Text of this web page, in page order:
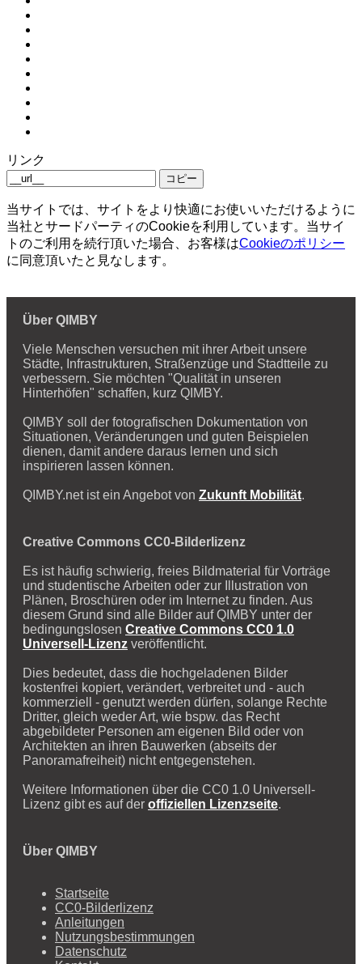
リンク
コピー
当サイトでは、サイトをより快適にお使いいただけるように
当社とサードパーティのCookieを利用しています。当サイ
トのご利用を続行頂いた場合、お客様はCookieのポリシー
に同意頂いたと見なします。
Über QIMBY
Viele Menschen versuchen mit ihrer Arbeit unsere
Städte, Infrastrukturen, Straßenzüge und Stadtteile zu
verbessern. Sie möchten "Qualität in unseren
Hinterhöfen" schaffen, kurz QIMBY.
QIMBY soll der fotografischen Dokumentation von
Situationen, Veränderungen und guten Beispielen
dienen, damit andere daraus lernen und sich
inspirieren lassen können.
QIMBY.net ist ein Angebot von Zukunft Mobilität.
Creative Commons CC0-Bilderlizenz
Es ist häufig schwierig, freies Bildmaterial für Vorträge
und studentische Arbeiten oder zur Illustration von
Plänen, Broschüren oder im Internet zu finden. Aus
diesem Grund sind alle Bilder auf QIMBY unter der
bedingungslosen Creative Commons CC0 1.0
Universell-Lizenz veröffentlicht.
Dies bedeutet, dass die hochgeladenen Bilder
kostenfrei kopiert, verändert, verbreitet und - auch
kommerziell - genutzt werden dürfen, solange Rechte
Dritter, gleich weder Art, wie bspw. das Recht
abgebildeter Personen am eigenen Bild oder von
Architekten an ihren Bauwerken (abseits der
Panoramafreiheit) nicht entgegenstehen.
Weitere Informationen über die CC0 1.0 Universell-
Lizenz gibt es auf der offiziellen Lizenzseite.
Über QIMBY
Startseite
CC0-Bilderlizenz
Anleitungen
Nutzungsbestimmungen
Datenschutz